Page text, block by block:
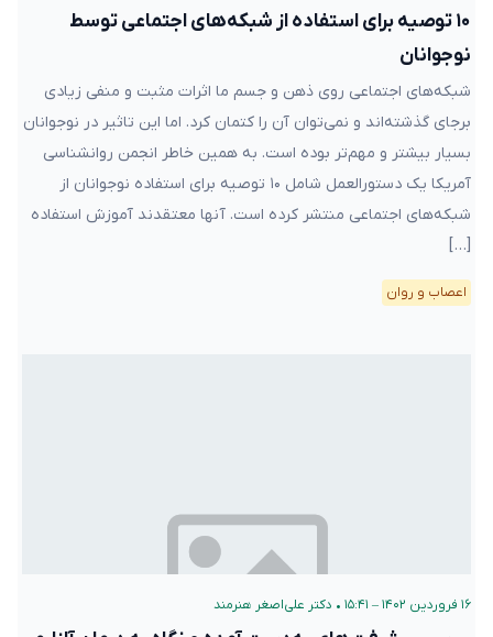
۱۰ توصیه برای استفاده از شبکه‌های اجتماعی توسط
نوجوانان
شبکه‌های اجتماعی روی ذهن و جسم ما اثرات مثبت و منفی زیادی
برجای گذشته‌اند و نمی‌توان آن را کتمان کرد. اما این تاثیر در نوجوانان
بسیار بیشتر و مهم‌تر بوده است. به همین خاطر انجمن روانشناسی
آمریکا یک دستورالعمل شامل ۱۰ توصیه برای استفاده نوجوانان از
شبکه‌های اجتماعی منتشر کرده است. آنها معتقدند آموزش استفاده
[…]
اعصاب و روان
۱۶ فروردین ۱۴۰۲ – ۱۵:۴۱ • دکتر علی‌اصغر هنرمند